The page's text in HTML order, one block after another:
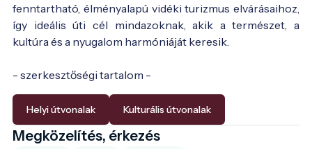
fenntartható, élményalapú vidéki turizmus elvárásaihoz,
így ideális úti cél mindazoknak, akik a természet, a
kultúra és a nyugalom harmóniáját keresik.
- szerkesztőségi tartalom -
Helyi útvonalak Kulturális útvonalak
Megközelítés, érkezés